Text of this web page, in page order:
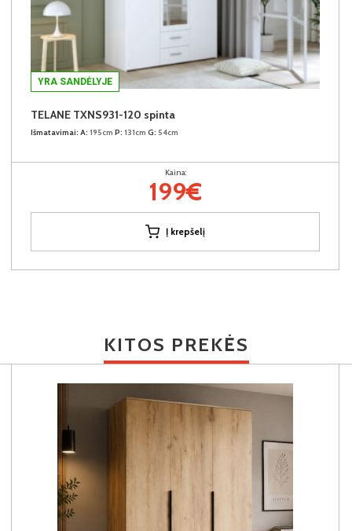
YRA SANDĖLYJE
TELANE TXNS931-120 spinta
Išmatavimai: A: 195cm P: 131cm G: 54cm
Kaina:
199€
Į krepšelį
KITOS PREKĖS